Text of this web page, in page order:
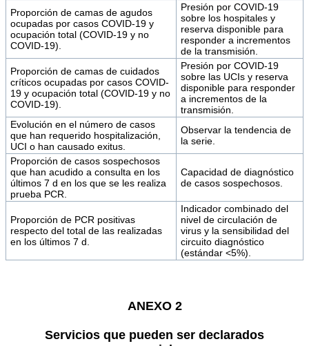
Proporción de camas de agudos
ocupadas por casos COVID-19 y
ocupación total (COVID-19 y no
COVID-19).
Presión por COVID-19
sobre los hospitales y
reserva disponible para
responder a incrementos
de la transmisión.
Proporción de camas de cuidados
críticos ocupadas por casos COVID-
19 y ocupación total (COVID-19 y no
COVID-19).
Presión por COVID-19
sobre las UCIs y reserva
disponible para responder
a incrementos de la
transmisión.
Evolución en el número de casos
que han requerido hospitalización,
UCI o han causado exitus.
Observar la tendencia de
la serie.
Proporción de casos sospechosos
que han acudido a consulta en los
últimos 7 d en los que se les realiza
prueba PCR.
Capacidad de diagnóstico
de casos sospechosos.
Proporción de PCR positivas
respecto del total de las realizadas
en los últimos 7 d.
Indicador combinado del
nivel de circulación de
virus y la sensibilidad del
circuito diagnóstico
(estándar <5%).
ANEXO 2
Servicios que pueden ser declarados